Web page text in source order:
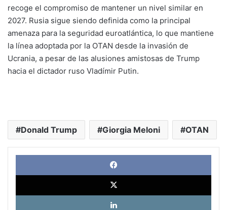
recoge el compromiso de mantener un nivel similar en
2027. Rusia sigue siendo definida como la principal
amenaza para la seguridad euroatlántica, lo que mantiene
la línea adoptada por la OTAN desde la invasión de
Ucrania, a pesar de las alusiones amistosas de Trump
hacia el dictador ruso Vladímir Putin.
Donald Trump Giorgia Meloni OTAN
X